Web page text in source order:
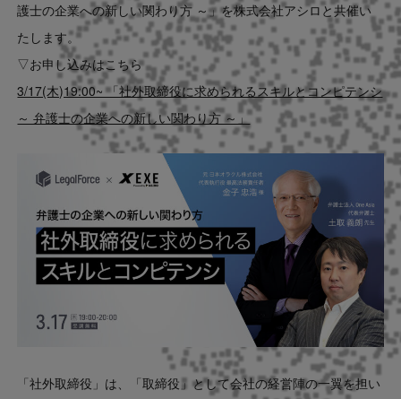
護士の企業への新しい関わり方 ～」を株式会社アシロと共催い
たします。
▽お申し込みはこちら
3/17(木)19:00~ 「社外取締役に求められるスキルとコンピテンシ
～ 弁護士の企業への新しい関わり方 ～」
「社外取締役」は、「取締役」として会社の経営陣の一翼を担い